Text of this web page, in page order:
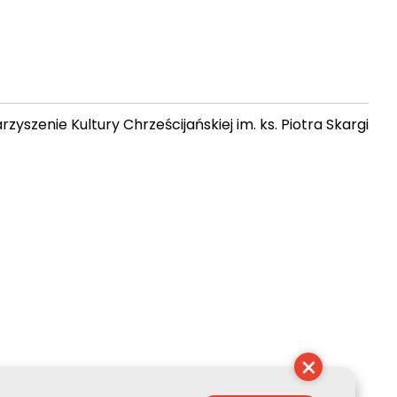
Kultury Chrześcijańskiej im. ks. Piotra Skargi
×